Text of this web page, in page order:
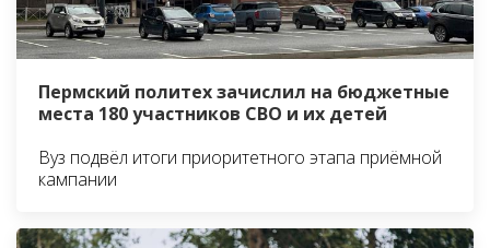
Пермский политех зачислил на бюджетные
места 180 участников СВО и их детей
Вуз подвёл итоги приоритетного этапа приёмной
кампании